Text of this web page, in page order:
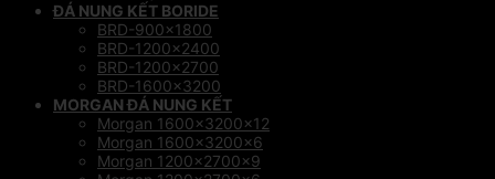
ĐÁ NUNG KẾT BORIDE
BRD-900×1800
BRD-1200×2400
BRD-1200×2700
BRD-1600×3200
MORGAN ĐÁ NUNG KẾT
Morgan 1600x3200x12
Morgan 1600x3200x6
Morgan 1200x2700x9